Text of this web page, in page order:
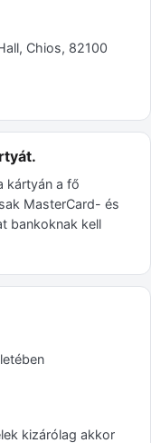
Chios, 82100
kártyán a fő
MasterCard- és
bankoknak kell
kizárólag akkor